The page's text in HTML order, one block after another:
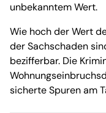
unbekanntem Wert.
Wie hoch der Wert
der Sachschaden
bezifferbar. Die
sicherte Spuren am